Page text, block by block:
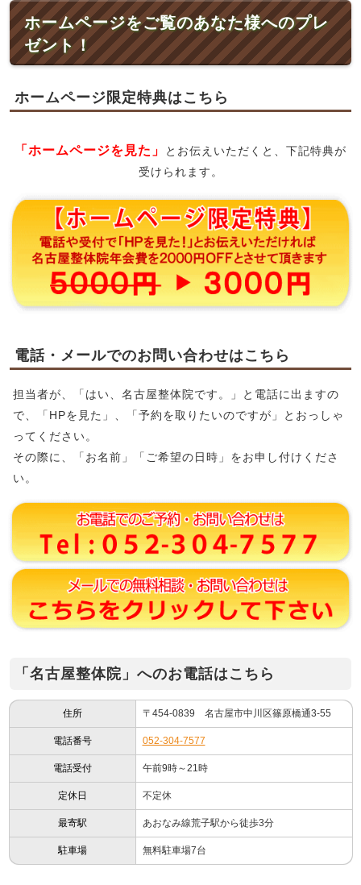
ホームページをご覧のあなた様へのプレ
ゼント！
ホームページ限定特典はこちら
「ホームページを見た」
とお伝えいただくと、下記特典が
受けられます。
電話・メールでのお問い合わせはこちら
担当者が、「はい、名古屋整体院です。」と電話に出ますの
で、「HPを見た」、「予約を取りたいのですが」とおっしゃ
ってください。
その際に、「お名前」「ご希望の日時」をお申し付けくださ
い。
「名古屋整体院」へのお電話はこちら
住所 〒454-0839 名古屋市中川区篠原橋通3-55
電話番号 052-304-7577
電話受付 午前9時～21時
定休日 不定休
最寄駅 あおなみ線荒子駅から徒歩3分
駐車場 無料駐車場7台